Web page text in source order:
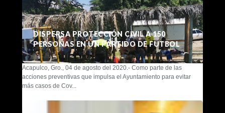
DISPERSA PROTECCIÓN CIVIL A 150
PERSONAS EN UN PARTIDO DE FUTBOL
Acapulco, Gro., 04 de agosto del 2020.- Como parte de las
acciones preventivas que impulsa el Ayuntamiento para evitar
más casos de Cov...